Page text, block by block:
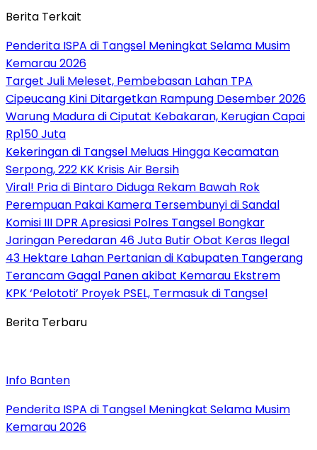
Berita Terkait
Penderita ISPA di Tangsel Meningkat Selama Musim
Kemarau 2026
Target Juli Meleset, Pembebasan Lahan TPA
Cipeucang Kini Ditargetkan Rampung Desember 2026
Warung Madura di Ciputat Kebakaran, Kerugian Capai
Rp150 Juta
Kekeringan di Tangsel Meluas Hingga Kecamatan
Serpong, 222 KK Krisis Air Bersih
Viral! Pria di Bintaro Diduga Rekam Bawah Rok
Perempuan Pakai Kamera Tersembunyi di Sandal
Komisi III DPR Apresiasi Polres Tangsel Bongkar
Jaringan Peredaran 46 Juta Butir Obat Keras Ilegal
43 Hektare Lahan Pertanian di Kabupaten Tangerang
Terancam Gagal Panen akibat Kemarau Ekstrem
KPK ‘Pelototi’ Proyek PSEL, Termasuk di Tangsel
Berita Terbaru
Info Banten
Penderita ISPA di Tangsel Meningkat Selama Musim
Kemarau 2026